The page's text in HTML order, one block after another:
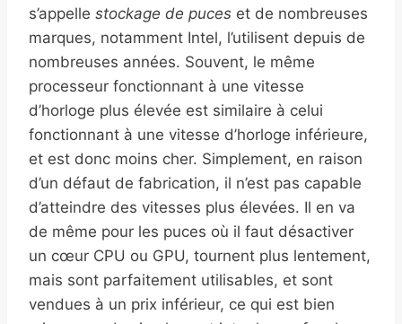
s’appelle stockage de puces et de nombreuses
marques, notamment Intel, l’utilisent depuis de
nombreuses années. Souvent, le même
processeur fonctionnant à une vitesse
d’horloge plus élevée est similaire à celui
fonctionnant à une vitesse d’horloge inférieure,
et est donc moins cher. Simplement, en raison
d’un défaut de fabrication, il n’est pas capable
d’atteindre des vitesses plus élevées. Il en va
de même pour les puces où il faut désactiver
un cœur CPU ou GPU, tournent plus lentement,
mais sont parfaitement utilisables, et sont
vendues à un prix inférieur, ce qui est bien